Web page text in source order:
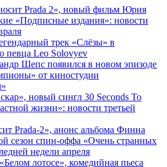
Prada 2», новый фильм Юрия
«Подписные издания»: новости
трек «Слёзы» в
певца Leo Solovyev
Шепс появился в новом эпизоде
от киностудии
новый сингл 30 Seconds To
жизни»: новости третьей
Prada-2», анонс альбома Финна
сезон спин-оффа «Очень странных
недели апреля
лотосе», комедийная пьеса